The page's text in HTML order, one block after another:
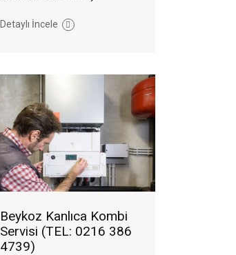
Detaylı İncele
Beykoz Kanlıca Kombi
Servisi (TEL: 0216 386
4739)